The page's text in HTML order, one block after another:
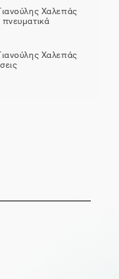
Χαλεπάς
Χαλεπάς